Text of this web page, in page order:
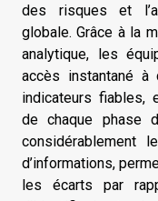
des risques et
globale. Grâce à la
analytique, les
accès instantané
indicateurs fiables,
de chaque phase
considérablement
d’informations,
les écarts par